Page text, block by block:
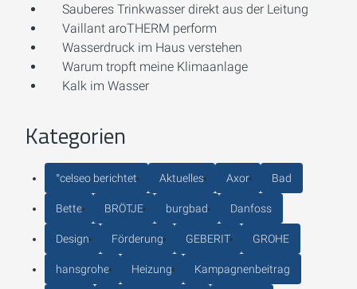
Sauberes Trinkwasser direkt aus der Leitung
Vaillant aroTHERM perform
Wasserdruck im Haus verstehen
Warum tropft meine Klimaanlage
Kalk im Wasser
Kategorien
°celseo berichtet Aktuelles Axor Bad
Bette BRÖTJE burgbad Danfoss
Design Förderung GEBERIT GROHE
hansgrohe Heizung Kampagnenbeitrag